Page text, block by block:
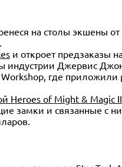
1 отзыв
1 043 ₽ 1 490 ₽ -
Купить
на столы экшены
и откроет предзаказы
индустрии Джервис
где
Heroes of Might & Magic
замки и связанные с